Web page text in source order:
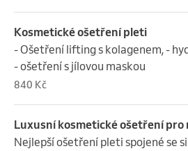
Kosmetické ošetření pleti
- Ošetření lifting s kolagenem, -
- ošetření s jílovou maskou
840 Kč
Luxusní kosmetické ošetření
Nejlepší ošetření pleti spojené se